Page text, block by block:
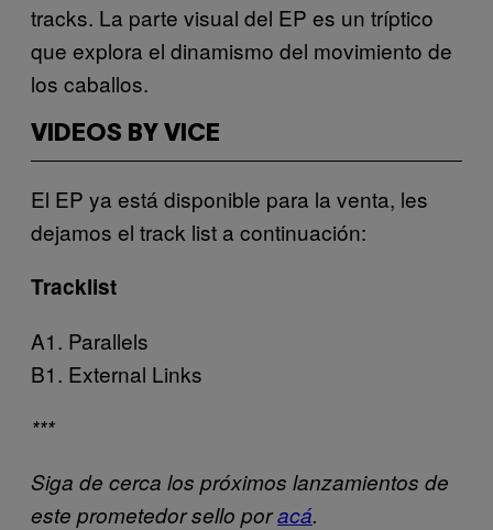
tracks. La parte visual del EP es un tríptico
que explora el dinamismo del movimiento de
los caballos.
VIDEOS BY VICE
El EP ya está disponible para la venta, les
dejamos el track list a continuación:
Tracklist
A1. Parallels
B1. External Links
***
Siga de cerca los próximos lanzamientos de
este prometedor sello poracá.